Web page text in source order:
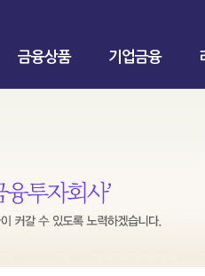
금융상품 기업금융